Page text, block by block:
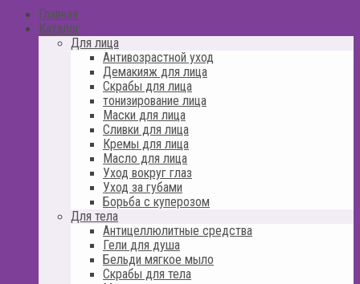
Главная
Каталог
Для лица
Антивозрастной уход
Демакияж для лица
Скрабы для лица
тонизирование лица
Маски для лица
Сливки для лица
Кремы для лица
Масло для лица
Уход вокруг глаз
Уход за губами
Борьба с куперозом
Для тела
Антицеллюлитные средства
Гели для душа
Бельди мягкое мыло
Скрабы для тела